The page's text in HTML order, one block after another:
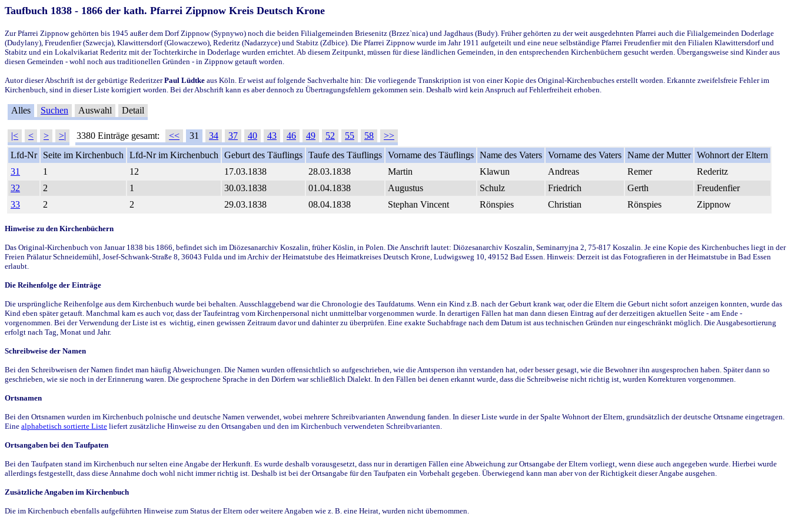
Taufbuch 1838 - 1866 der kath. Pfarrei Zippnow Kreis Deutsch Krone
Zur Pfarrei Zippnow gehörten bis 1945 außer dem Dorf Zippnow (Sypnywo) noch die beiden Filialgemeinden Briesenitz (Brzez`nica) und Jagdhaus (Budy). Früher gehörten zu der weit ausgedehnten Pfarrei auch die Filialgemeinden Doderlage
(Dudylany), Freudenfier (Szwecja), Klawittersdorf (Glowaczewo), Rederitz (Nadarzyce) und Stabitz (Zdbice). Die Pfarrei Zippnow wurde im Jahr 1911 aufgeteilt und eine neue selbständige Pfarrei Freudenfier mit den Filialen Klawittersdorf und
Stabitz und ein Lokalvikariat Rederitz mit der Tochterkirche in Doderlage wurden errichtet. Ab diesem Zeitpunkt, müssen für diese ländlichen Gemeinden, in den entsprechenden Kirchenbüchern gesucht werden. Übergangsweise sind Kinder aus
diesen Gemeinden - wohl noch aus traditionellen Gründen - in Zippnow getauft worden.
Autor dieser Abschrift ist der gebürtige RederitzerPaul Lüdtke aus Köln. Er weist auf folgende Sachverhalte hin: Die vorliegende Transkription ist von einer Kopie des Original-Kirchenbuches erstellt worden. Erkannte zweifelsfreie Fehler im
Kirchenbuch, sind in dieser Liste korrigiert worden. Bei der Abschrift kann es aber dennoch zu Übertragungsfehlern gekommen sein. Deshalb wird kein Anspruch auf Fehlerfreiheit erhoben.
Alles Suchen Auswahl Detail
|< < > >| 3380 Einträge gesamt: << 31 34 37 40 43 46 49 52 55 58
>>
Lfd-Nr
Seite im Kirchenbuch Lfd-Nr im Kirchenbuch Geburt des Täuflings Taufe des Täuflings Vorname des Täuflings Name des Vaters Vorname des Vaters Name der Mutter Wohnort der Eltern
31
1 12 17.03.1838 28.03.1838 Martin Klawun Andreas Remer
Rederitz
32
2 1 30.03.1838 01.04.1838 Augustus Schulz Friedrich Gerth
Freudenfier
33
2 2 29.03.1838 08.04.1838 Stephan Vincent Rönspies Christian Rönspies Zippnow
Hinweise zu den Kirchenbüchern
Das Original-Kirchenbuch von Januar 1838 bis 1866, befindet sich im Diözesanarchiv Koszalin, früher Köslin, in Polen. Die Anschrift lautet: Diözesanarchiv Koszalin, Seminarryjna 2, 75-817 Koszalin. Je eine Kopie des Kirchenbuches liegt in der
Freien Prälatur Schneidemühl, Josef-Schwank-Straße 8, 36043 Fulda und im Archiv der Heimatstube des Heimatkreises Deutsch Krone, Ludwigsweg 10, 49152 Bad Essen. Hinweis: Derzeit ist das Fotografieren in der Heimatstube in Bad Essen
erlaubt.
Die Reihenfolge der Einträge
Die ursprüngliche Reihenfolge aus dem Kirchenbuch wurde bei behalten. Ausschlaggebend war die Chronologie des Taufdatums. Wenn ein Kind z.B. nach der Geburt krank war, oder die Eltern die Geburt nicht sofort anzeigen konnten, wurde das
Kind eben später getauft. Manchmal kam es auch vor, dass der Taufeintrag vom Kirchenpersonal nicht unmittelbar vorgenommen wurde. In derartigen Fällen hat man dann diesen Eintrag auf der derzeitigen aktuellen Seite - am Ende -
vorgenommen. Bei der Verwendung der Liste ist es wichtig, einen gewissen Zeitraum davor und dahinter zu überprüfen. Eine exakte Suchabfrage nach dem Datum ist aus technischen Gründen nur eingeschränkt möglich. Die Ausgabesortierung
erfolgt nach Tag, Monat und Jahr.
Schreibweise der Namen
Bei den Schreibweisen der Namen findet man häufig Abweichungen. Die Namen wurden offensichtlich so aufgeschrieben, wie die Amtsperson ihn verstanden hat, oder besser gesagt, wie die Bewohner ihn ausgesprochen haben. Später dann so
geschrieben, wie sie noch in der Erinnerung waren. Die gesprochene Sprache in den Dörfern war schließlich Dialekt. In den Fällen bei denen erkannt wurde, dass die Schreibweise nicht richtig ist, wurden Korrekturen vorgenommen.
Ortsnamen
Bei den Ortsnamen wurden im Kirchenbuch polnische und deutsche Namen verwendet, wobei mehrere Schreibvarianten Anwendung fanden. In dieser Liste wurde in der Spalte Wohnort der Eltern, grundsätzlich der deutsche Ortsname eingetragen.
Eine alphabetisch sortierte Liste liefert zusätzliche Hinweise zu den Ortsangaben und den im Kirchenbuch verwendeten Schreibvarianten.
Ortsangaben bei den Taufpaten
Bei den Taufpaten stand im Kirchenbuch nur selten eine Angabe der Herkunft. Es wurde deshalb vorausgesetzt, dass nur in derartigen Fällen eine Abweichung zur Ortsangabe der Eltern vorliegt, wenn diese auch angegeben wurde. Hierbei wurde
allerdings festgestellt, dass diese Annahme doch wohl nicht immer richtig ist. Deshalb ist bei der Ortsangabe für den Taufpaten ein Vorbehalt gegeben. Überwiegend kann man aber von der Richtigkeit dieser Angabe ausgehen.
Zusätzliche Angaben im Kirchenbuch
Die im Kirchenbuch ebenfalls aufgeführten Hinweise zum Status der Eltern oder weitere Angaben wie z. B. eine Heirat, wurden nicht übernommen.